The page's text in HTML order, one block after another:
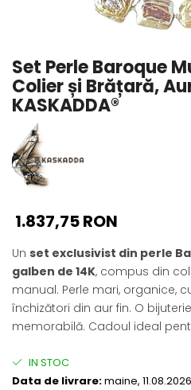
Seturi Perle cu Argint
Pandantive cu Perle
Brose cu Perle
Set Perle Baroque
Colier și Brățară, Aur
KASKADDA®
1.837,75 RON
Un set exclusivist din perle
galben de 14K, compus din
manual. Perle mari, organice,
închizători din aur fin. O
memorabilă. Cadoul ideal
IN STOC
Data de livrare:maine, 11.08.2026